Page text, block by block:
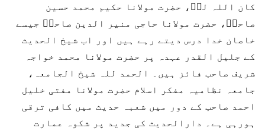
کان اللہ لہؒ، حضرت مولانا حکیم محمد حسین
صاحبؒ، حضرت مولانا حاجی منیر الدین صاحبؒ جیسے
خاصان خدا درس دیتے رہے ہیں اور اب شیخ الحدیث
کے جلیل القدر عہدہ پر حضرت مولانا محمد خواجہ
شریف صاحب فائز ہیں۔ الحمد للہ شیخ الجامعہ،
جامعہ نظامیہ مفکر اسلام حضرت مولانا مفتی خلیل
احمد صاحب کے دور میں شعبہ حدیث میں کافی ترقی
ہورہی ہے۔ دارالحدیث کی جدید پر شکوہ عمارت